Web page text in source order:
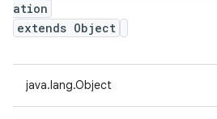
ation
extends Object
java.lang.Object